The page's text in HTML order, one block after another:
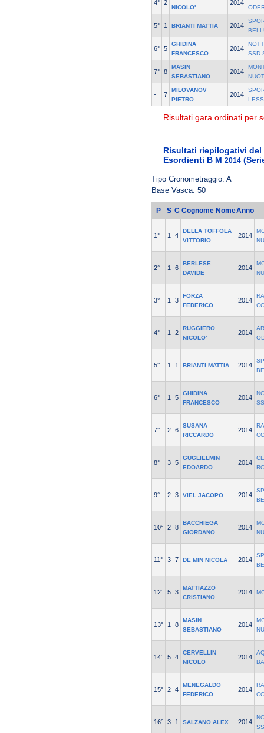
4° 2
NICOLO'
2014
5° 1 BRIANTI MATTIA 2014
6° 5
GHIDINA
FRANCESCO
2014
SSD
7° 8
MASIN
SEBASTIANO
2014
- 7
MILOVANOV
PIETRO
2014
Risultati gara ordinati per
Risultati riepilogativi del
Esordienti B M 2014
Tipo Cronometraggio: A
Base Vasca: 50
P S C Cognome NomeAnno
1° 1 4
DELLA TOFFOLA
VITTORIO
2014
2° 1 6
BERLESE
DAVIDE
2014
3° 1 3
FORZA
FEDERICO
2014
4° 1 2
RUGGIERO
NICOLO'
2014
5° 1 1 BRIANTI MATTIA 2014
6° 1 5
GHIDINA
FRANCESCO
2014
7° 2 6
SUSANA
RICCARDO
2014
8° 3 5
GUGLIELMIN
EDOARDO
2014
9° 2 3 VIEL JACOPO 2014
10° 2 8
BACCHIEGA
GIORDANO
2014
11° 3 7 DE MIN NICOLA 2014
12° 5 3
MATTIAZZO
CRISTIANO
2014
13° 1 8
MASIN
SEBASTIANO
2014
14° 5 4
CERVELLIN
NICOLO
2014
15° 2 4
MENEGALDO
FEDERICO
2014
16° 3 1 SALZANO ALEX 2014